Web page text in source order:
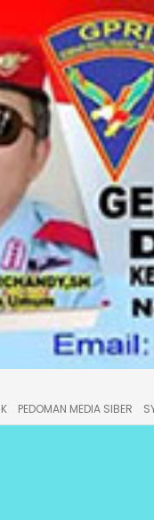
PEDOMAN MEDIA SIBER